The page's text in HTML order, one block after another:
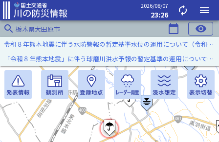
2026/08/07
23:26 autorenew
menu
search 栃木県大田原市 calendar_today visibility
令和８年熊本地震に伴う水防警報の暫定基準水位の運用について（令和８年８月７日）
「令和８年熊本地震」に伴う球磨川洪水予報の暫定基準の運用について（令和８年８月５日）